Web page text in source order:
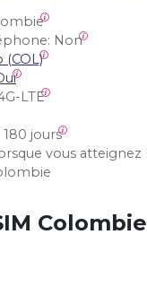
Non
(COL)
LTE
180 jours
Colombie